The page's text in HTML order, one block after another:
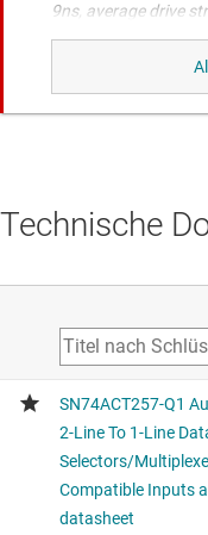
9ns, average drive
SN74AHCT257-Q1
Vierfach-
Technische